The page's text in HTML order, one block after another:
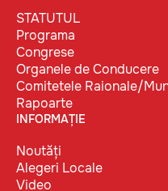
STATUTUL
Programa
Congrese
Organele de Conducere
Comitetele Raionale/
Rapoarte
INFORMAȚIE
Noutăți
Alegeri Locale
Video